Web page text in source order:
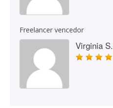
Freelancer vencedor
Virginia S.